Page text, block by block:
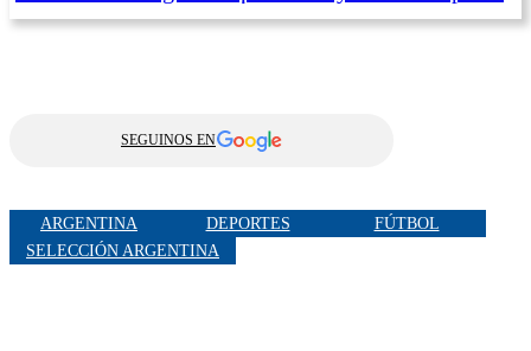
SEGUINOS EN
ARGENTINA DEPORTES
FÚTBOL
SELECCIÓN ARGENTINA